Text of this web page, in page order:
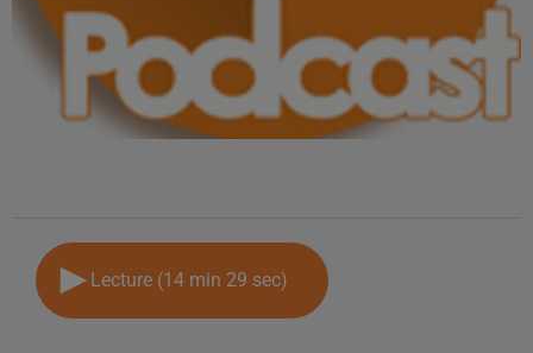
Lecture (14 min 29 sec)